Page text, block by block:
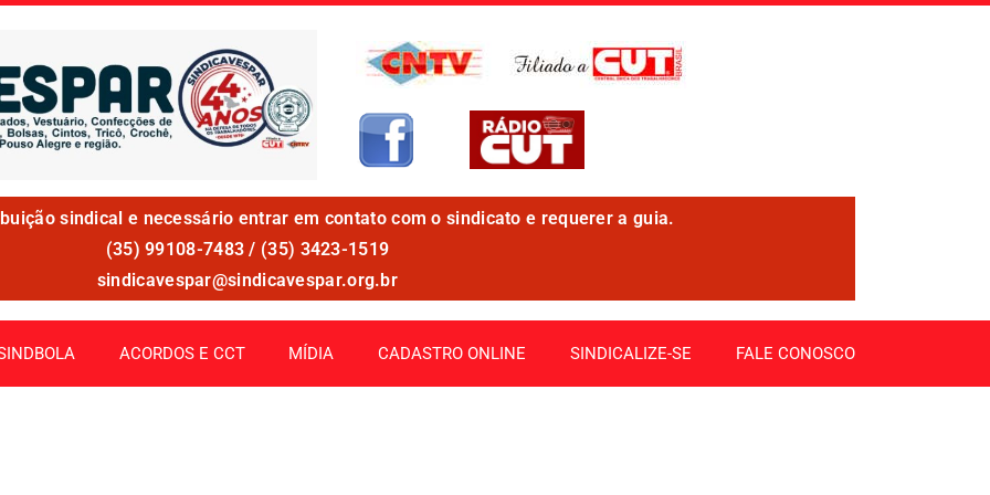
sindical e necessário entrar em contato com o sindicato e requerer a guia.
(35) 99108-7483 / (35) 3423-1519
sindicavespar@sindicavespar.org.br
ACORDOS E CCT MÍDIA CADASTRO ONLINE SINDICALIZE-SE FALE CONOSCO